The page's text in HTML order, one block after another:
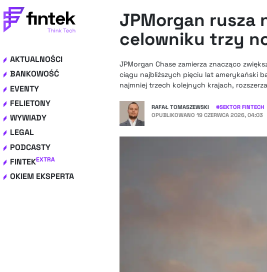
AKTUALNOŚCI
BANKOWOŚĆ
EVENTY
FELIETONY
WYWIADY
LEGAL
PODCASTY
FINTEKEXTRA
OKIEM EKSPERTA
JPMorgan rusza
celowniku trzy
JPMorgan Chase zamierza znacząco
ciągu najbliższych pięciu lat amerykański
najmniej trzech kolejnych krajach,
RAFAŁ TOMASZEWSKI #SEKTOR FINTECH
OPUBLIKOWANO 19 CZERWCA 2026, 04:03